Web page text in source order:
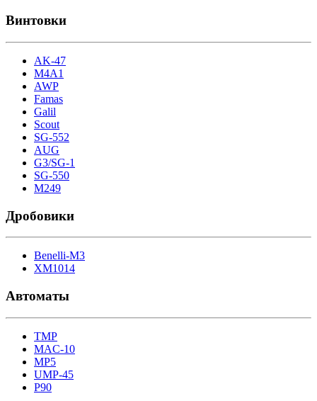
Винтовки
AK-47
M4A1
AWP
Famas
Galil
Scout
SG-552
AUG
G3/SG-1
SG-550
M249
Дробовики
Benelli-M3
XM1014
Автоматы
TMP
MAC-10
MP5
UMP-45
P90